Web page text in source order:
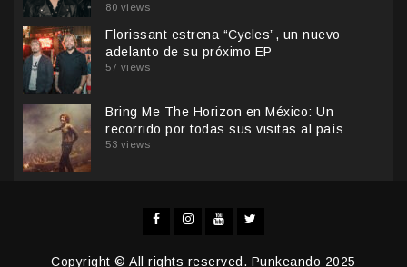
80 views
Florissant estrena “Cycles”, un nuevo
adelanto de su próximo EP
57 views
Bring Me The Horizon en México: Un
recorrido por todas sus visitas al país
53 views
Facebook
Instagram
YouTube
Twitter
Copyright © All rights reserved. Punkeando 2025